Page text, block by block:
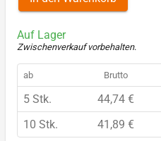
Auf Lager
Zwischenverkauf vorbehalten.
ab Brutto
5 Stk. 44,74 €
10 Stk.
41,89 €